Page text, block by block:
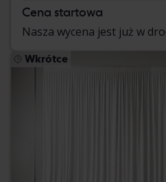
Cena startowa
Nasza wycena jest już w
Wkrótce